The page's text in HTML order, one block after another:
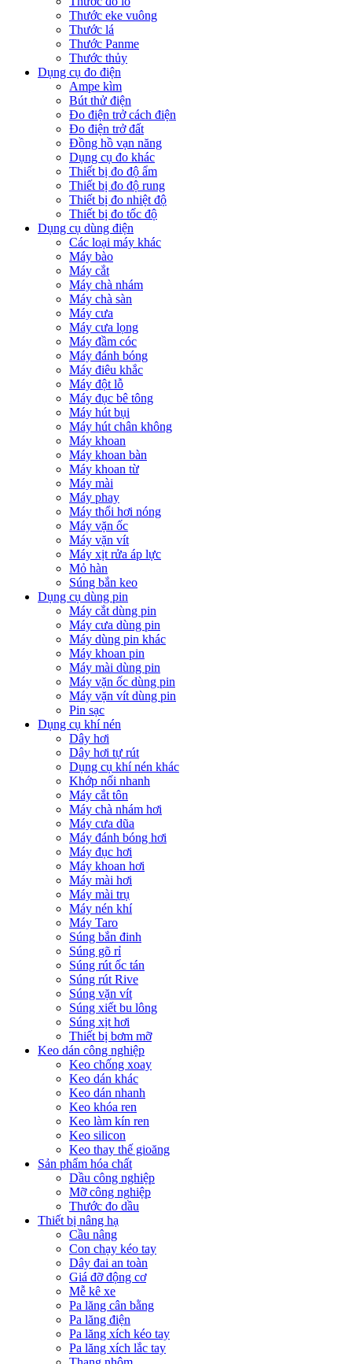
Thước eke vuông
Thước lá
Thước Panme
Thước thủy
Dụng cụ đo điện
Ampe kìm
Bút thử điện
Đo điện trở cách điện
Đo điện trở đất
Đồng hồ vạn năng
Dụng cụ đo khác
Thiết bị đo độ ẩm
Thiết bị đo độ rung
Thiết bị đo nhiệt độ
Thiết bị đo tốc độ
Dụng cụ dùng điện
Các loại máy khác
Máy bào
Máy cắt
Máy chà nhám
Máy chà sàn
Máy cưa
Máy cưa lọng
Máy đầm cóc
Máy đánh bóng
Máy điêu khắc
Máy đột lỗ
Máy đục bê tông
Máy hút bụi
Máy hút chân không
Máy khoan
Máy khoan bàn
Máy khoan từ
Máy mài
Máy phay
Máy thổi hơi nóng
Máy vặn ốc
Máy vặn vít
Máy xịt rửa áp lực
Mỏ hàn
Súng bắn keo
Dụng cụ dùng pin
Máy cắt dùng pin
Máy cưa dùng pin
Máy dùng pin khác
Máy khoan pin
Máy mài dùng pin
Máy vặn ốc dùng pin
Máy vặn vít dùng pin
Pin sạc
Dụng cụ khí nén
Dây hơi
Dây hơi tự rút
Dụng cụ khí nén khác
Khớp nối nhanh
Máy cắt tôn
Máy chà nhám hơi
Máy cưa dũa
Máy đánh bóng hơi
Máy đục hơi
Máy khoan hơi
Máy mài hơi
Máy mài trụ
Máy nén khí
Máy Taro
Súng bắn đinh
Súng gõ rỉ
Súng rút ốc tán
Súng rút Rive
Súng vặn vít
Súng xiết bu lông
Súng xịt hơi
Thiết bị bơm mỡ
Keo dán công nghiệp
Keo chống xoay
Keo dán khác
Keo dán nhanh
Keo khóa ren
Keo làm kín ren
Keo silicon
Keo thay thế gioăng
Sản phẩm hóa chất
Dầu công nghiệp
Mỡ công nghiệp
Thước đo dầu
Thiết bị nâng hạ
Cầu nâng
Con chạy kéo tay
Dây đai an toàn
Giá đỡ động cơ
Mễ kê xe
Pa lăng cân bằng
Pa lăng điện
Pa lăng xích kéo tay
Pa lăng xích lắc tay